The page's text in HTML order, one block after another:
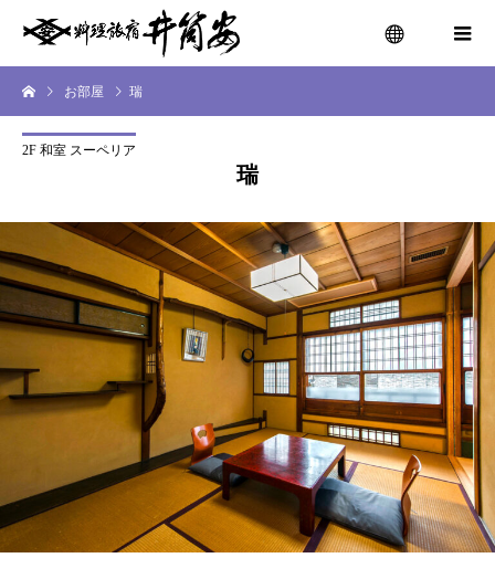
お部屋 瑞
2F 和室 スーペリア
瑞